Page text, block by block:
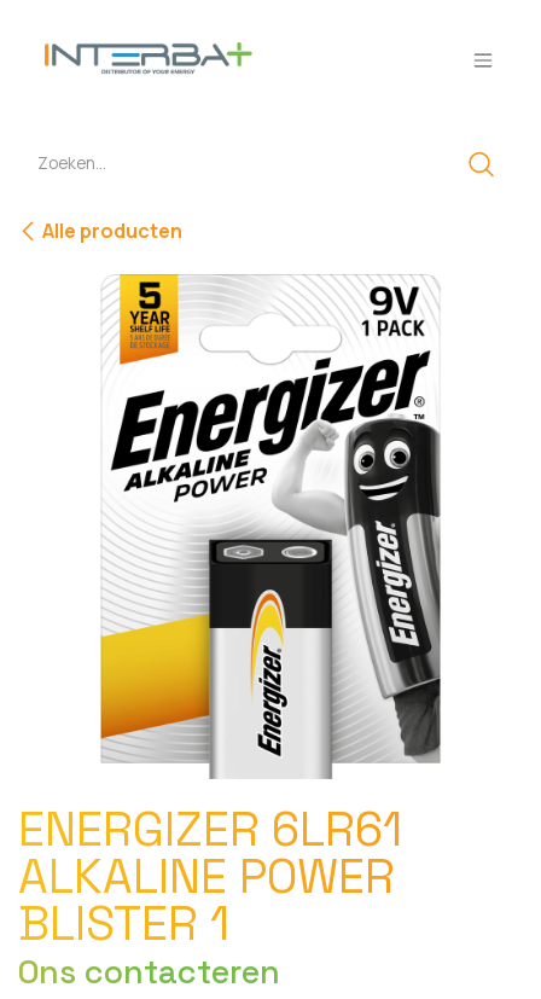
Alle producten
ENERGIZER 6LR61
ALKALINE POWER
BLISTER 1
Ons contacteren